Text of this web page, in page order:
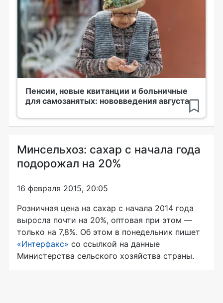
Пенсии, новые квитанции и больничные
для самозанятых: нововведения августа
Минсельхоз: сахар с начала года
подорожал на 20%
16 февраля 2015, 20:05
Розничная цена на сахар с начала 2014 года
выросла почти на 20%, оптовая при этом —
только на 7,8%. Об этом в понедельник пишет
«Интерфакс» со ссылкой на данные
Министерства сельского хозяйства страны.